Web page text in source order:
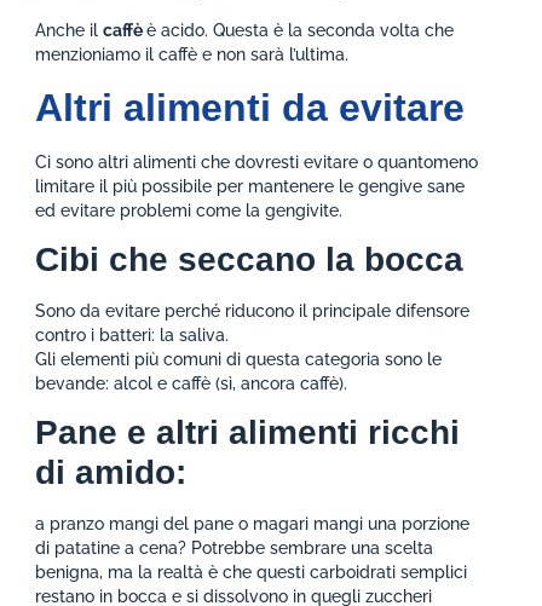
Anche ilcaffèè acido. Questa è la seconda volta che
menzioniamo il caffè e non sarà l’ultima.
Altri alimenti da evitare
Ci sono altri alimenti che dovresti evitare o quantomeno
limitare il più possibile per mantenere le gengive sane
ed evitare problemi come la gengivite.
Cibi che seccano la bocca
Sono da evitare perché riducono il principale difensore
contro i batteri: la saliva.
Gli elementi più comuni di questa categoria sono le
bevande: alcol e caffè (sì, ancora caffè).
Pane e altri alimenti ricchi
di amido:
a pranzo mangi del pane o magari mangi una porzione
di patatine a cena? Potrebbe sembrare una scelta
benigna, ma la realtà è che questi carboidrati semplici
restano in bocca e si dissolvono in quegli zuccheri